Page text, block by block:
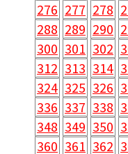
276 277 278
288 289 290
300 301 302
312 313 314
324 325 326
336 337 338
348 349 350
360 361 362